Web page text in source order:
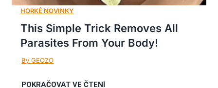
This Simple Trick Removes All
Parasites From Your Body!